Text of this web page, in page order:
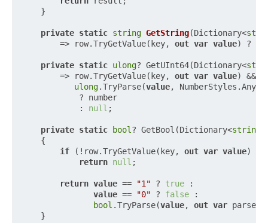
    }
private static string GetString(Dictionary<
        => row.TryGetValue(key,
out var value) ?
private static ulong? GetUInt64(Dictionary<
        => row.TryGetValue(key,
out var value) &&
ulong.TryParse(value,
            ? number
            :
null ;
private static bool ? GetBool(Dictionary<string
    {
if (!row.TryGetValue(key, out var value)
return null ;
return value == "1" ? true :
value == "0" ? false :
bool .TryParse(value, out var
    }